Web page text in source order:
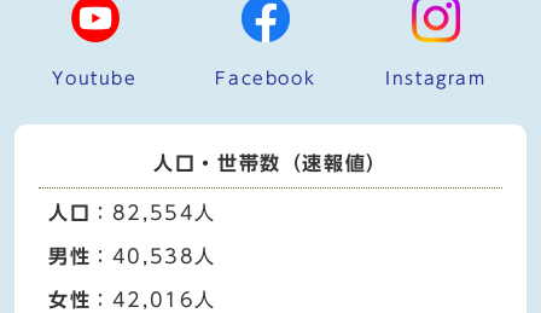
Youtube Facebook Instagram
人口・世帯数（速報値）
人口 ：82,554人
男性 ：40,538人
女性 ：42,016人